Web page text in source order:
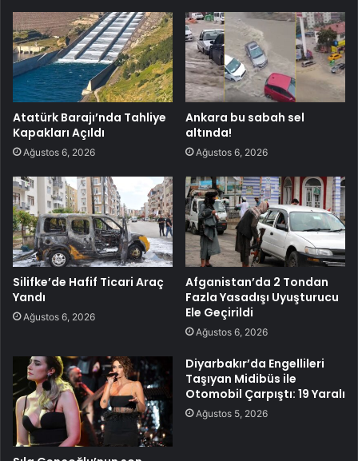
Atatürk Barajı’nda Tahliye
Kapakları Açıldı
Ağustos 6, 2026
Ankara bu sabah sel
altında!
Ağustos 6, 2026
Silifke’de Hafif Ticari Araç
Yandı
Ağustos 6, 2026
Afganistan’da 2 Tondan
Fazla Yasadışı Uyuşturucu
Ele Geçirildi
Ağustos 6, 2026
Diyarbakır’da Engellileri
Taşıyan Midibüs ile
Otomobil Çarpıştı: 19 Yaralı
Ağustos 5, 2026